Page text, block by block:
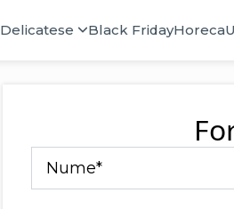
Delicatese Black FridayHoreca
Nume